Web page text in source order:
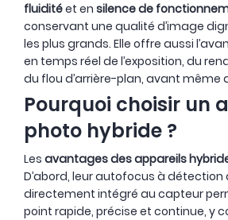
fluiditéet en silence de
conservant une qualité d’image
les plus grands. Elle offre aussi
en temps réel de l’exposition, du
du flou d’arrière-plan, avant même
Pourquoi choisir un
photo hybride ?
Les avantages des appareils
D’abord, leur autofocus à détection
directement intégré au capteur
point rapide, précise et continue, y